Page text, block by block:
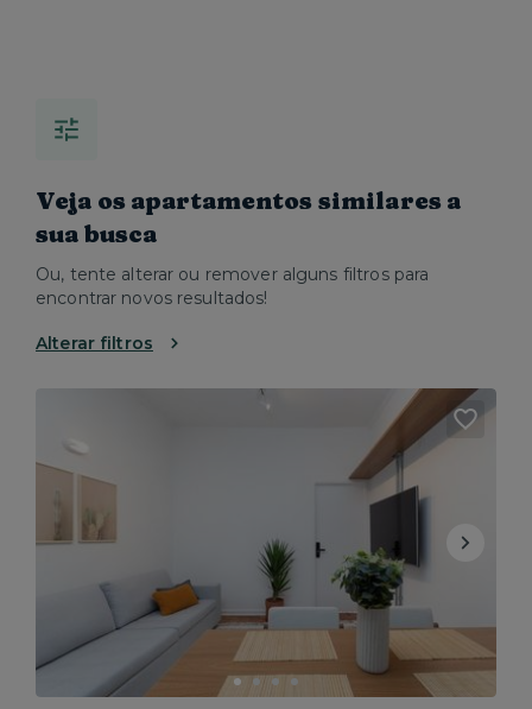
Veja os apartamentos similares a
sua busca
Ou, tente alterar ou remover alguns filtros para
encontrar novos resultados!
Alterar filtros